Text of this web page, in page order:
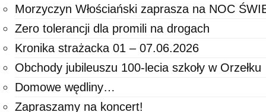
Morzyczyn Włościański zaprasza na NOC
Zero tolerancji dla promili na drogach
Kronika strażacka 01 – 07.06.2026
Obchody jubileuszu 100-lecia szkoły w Orzełku
Domowe wędliny…
Zapraszamy na koncert!